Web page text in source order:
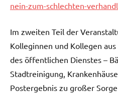
nein-zum-schlechten-
Im zweiten Teil der
Kolleginnen und Kollegen
des öffentlichen Dienstes –
Stadtreinigung,
Postergebnis zu großer